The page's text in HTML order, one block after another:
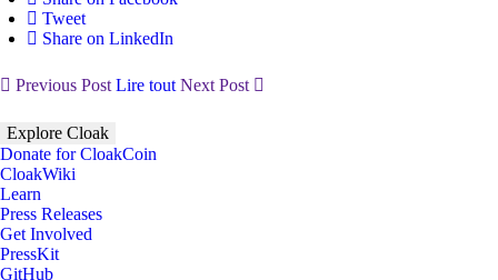
Tweet
Share on LinkedIn
Previous Post Lire tout Next Post
Explore Cloak
Donate for CloakCoin
CloakWiki
Learn
Press Releases
Get Involved
PressKit
GitHub